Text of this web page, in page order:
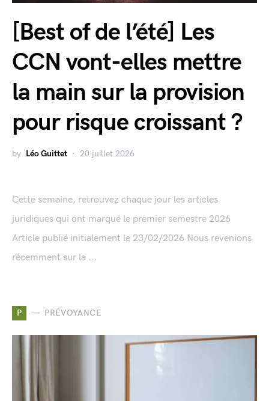
[Best of de l’été] Les
CCN vont-elles mettre
la main sur la provision
pour risque croissant ?
by Léo Guittet 20 juillet 2026
Cette semaine, retrouvez chaque jour les articles
juridiques qui ont marqué le premier semestre 2026
Article publié initialement le 23/02/2026 Nous revenions
récemment sur la ...
P PRÉVOYANCE